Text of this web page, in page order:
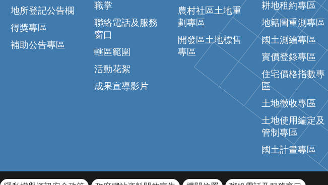
地所登記公告欄
得獎專區
補助公告專區
職掌
聯絡電話及服務
窗口
轄區範圍
活動花絮
成果宣導影片
農村社區土地重
劃專區
開發區土地標售
專區
耕地租約專區
地籍圖重測專區
國土測繪專區
實價登錄專區
住宅價格指數專
區
土地徵收專區
土地使用編定及
管制專區
國土計畫專區